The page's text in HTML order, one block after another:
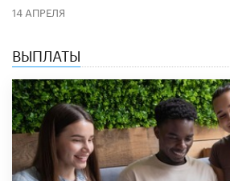
14 АПРЕЛЯ
ВЫПЛАТЫ